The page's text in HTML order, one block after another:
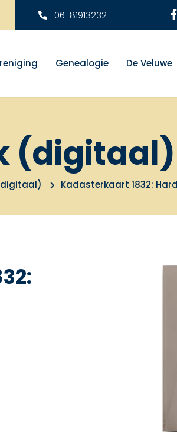
06-81913232
Genealogie De Veluwe
(digitaal)
Kadasterkaart 1832: